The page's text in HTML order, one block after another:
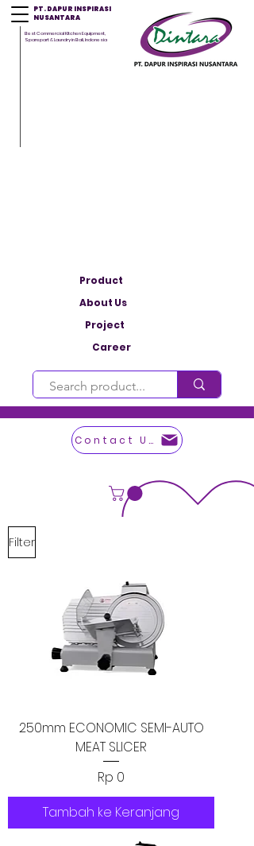
PT. DAPUR INSPIRASI
NUSANTARA
Best Commercial Kitchen Equipment,
Sparepart & Laundry in Bali, Indonesia
Career
Contact Us
Product
About Us
Project
Filter
250mm ECONOMIC SEMI-AUTO
MEAT SLICER
Harga
Rp 0
Tambah ke Keranjang